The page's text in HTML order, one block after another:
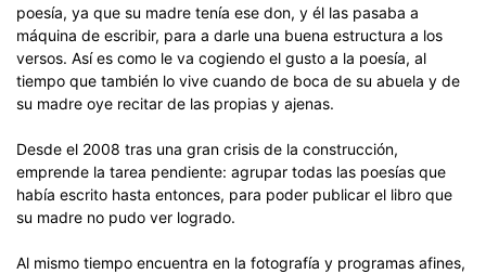
poesía, ya que su madre tenía ese don, y él las pasaba a
máquina de escribir, para a darle una buena estructura a los
versos. Así es como le va cogiendo el gusto a la poesía, al
tiempo que también lo vive cuando de boca de su abuela y de
su madre oye recitar de las propias y ajenas.
Desde el 2008 tras una gran crisis de la construcción,
emprende la tarea pendiente: agrupar todas las poesías que
había escrito hasta entonces, para poder publicar el libro que
su madre no pudo ver logrado.
Al mismo tiempo encuentra en la fotografía y programas afines,